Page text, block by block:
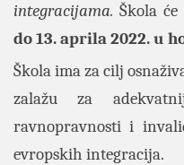
integracijama. Škola
do 13. aprila 2022. u
Škola ima za cilj
zalažu za
ravnopravnosti i
evropskih integracija.